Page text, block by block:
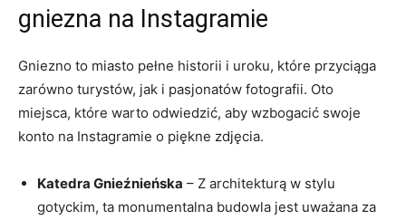
gniezna na Instagramie
Gniezno to miasto pełne historii​ i uroku, które ‌przyciąga
zarówno turystów, ⁢jak‍ i ​pasjonatów fotografii.⁢ Oto
miejsca, które warto odwiedzić, ‌aby‌ wzbogacić swoje⁢
konto⁤ na Instagramie o piękne zdjęcia.
Katedra⁢ Gnieźnieńska – Z architekturą w stylu
gotyckim,​ ta monumentalna budowla jest uważana za​